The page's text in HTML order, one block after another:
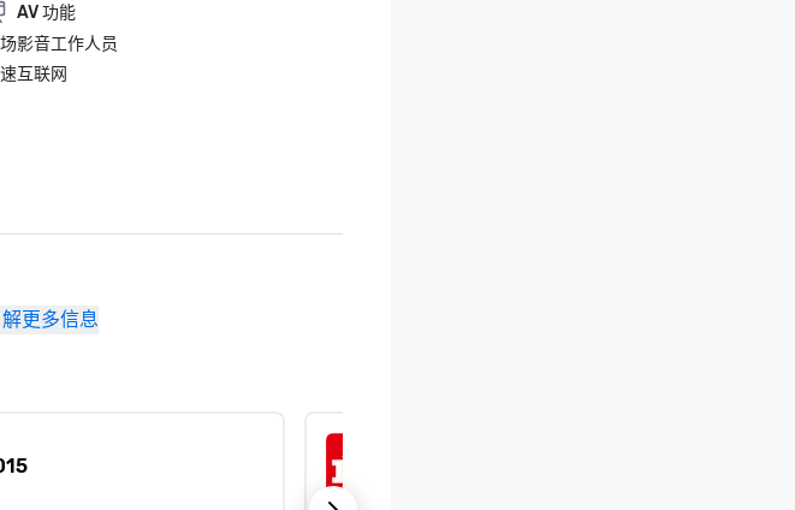
AV 功能
影音工作人员
互联网
更多信息